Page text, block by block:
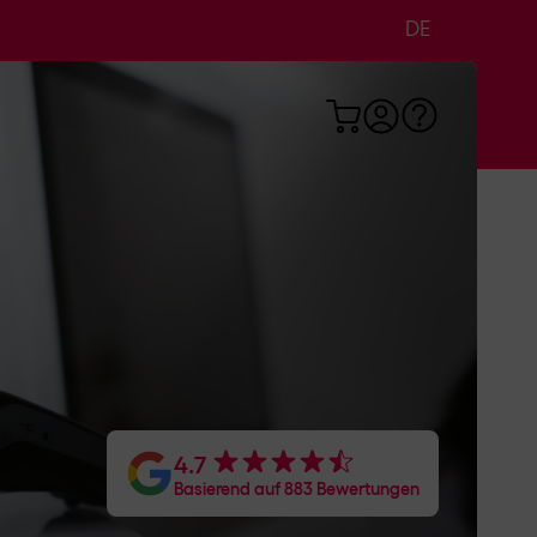
DE
EN
FR
4.7
Basierend auf 883 Bewertungen